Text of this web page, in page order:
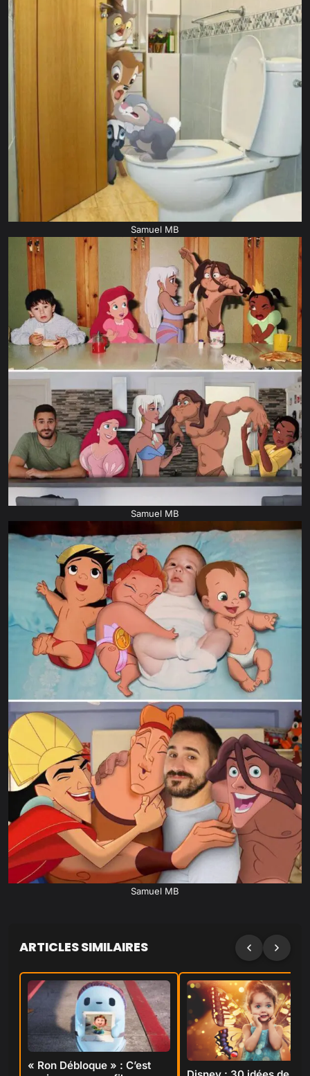
Samuel MB
Samuel MB
Samuel MB
ARTICLES SIMILAIRES
« Ron Débloque » : C’est